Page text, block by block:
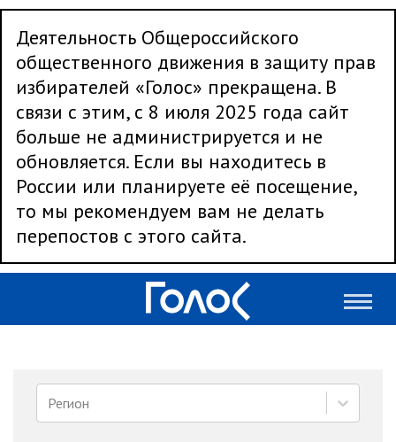
Деятельность Общероссийского
общественного движения в защиту прав
избирателей «Голос» прекращена. В
связи с этим, с 8 июля 2025 года сайт
больше не администрируется и не
обновляется. Если вы находитесь в
России или планируете её посещение,
то мы рекомендуем вам не делать
перепостов с этого сайта.
Регион